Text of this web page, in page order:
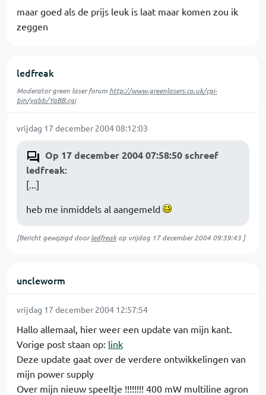
maar goed als de prijs leuk is laat maar komen zou ik
zeggen
ledfreak
Moderator green laser forum http://www.greenlasers.co.uk/cgi-
bin/yabb/YaBB.cgi
vrijdag 17 december 2004 08:12:03
Op 17 december 2004 07:58:50 schreef
ledfreak:
[...]
heb me inmiddels al aangemeld
[Bericht gewijzigd doorledfreakop vrijdag 17 december 2004 09:39:43 ]
uncleworm
vrijdag 17 december 2004 12:57:54
Hallo allemaal, hier weer een update van mijn kant.
Vorige post staan op: link
Deze update gaat over de verdere ontwikkelingen van
mijn power supply
Over mijn nieuw speeltje !!!!!!!! 400 mW multiline agron